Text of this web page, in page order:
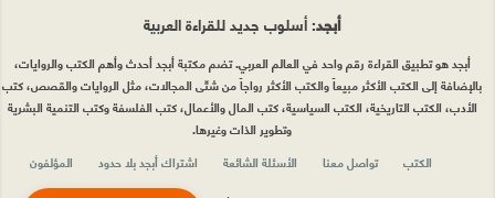
أبجد: أسلوب جديد للقراءة العربية
أبجد هو تطبيق القراءة رقم واحد في العالم العربي. تضم مكتبة أبجد أحدث وأهم الكتب والروايات،
بالإضافة إلى الكتب الأكثر مبيعاً والكتب الأكثر رواجاً من شتّى المجالات، مثل الروايات والقصص، كتب
الأدب، الكتب التاريخية، الكتب السياسية، كتب المال والأعمال، كتب الفلسفة وكتب التنمية البشرية
وتطوير الذات وغيرها.
الكتب
تواصل معنا الأسئلة الشائعة اشتراك أبجد بلا حدود
المؤلفون